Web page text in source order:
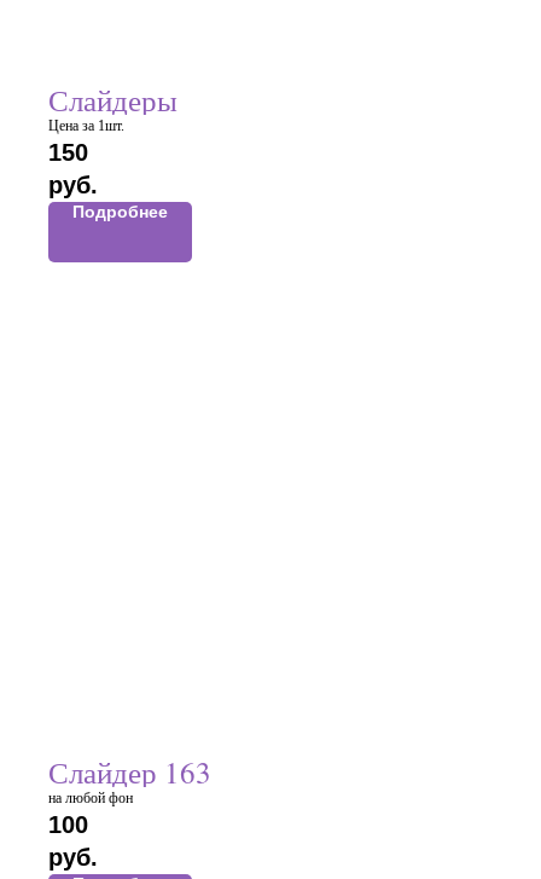
Слайдеры
Цена за 1шт.
150
руб.
Подробнее
Слайдер 163
на любой фон
100
руб.